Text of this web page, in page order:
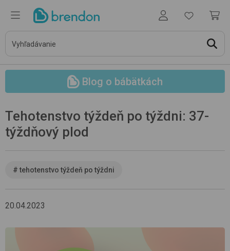
Blog o bábätkách
Tehotenstvo týždeň po týždni: 37-
týždňový plod
# tehotenstvo týždeň po týždni
20.04.2023